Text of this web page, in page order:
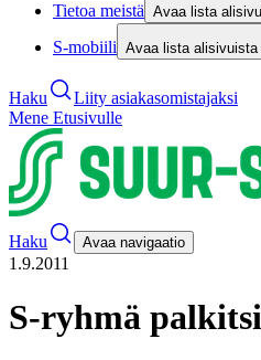
Tietoa meistä Avaa lista
S-mobiili Avaa lista
Haku
Liity asiakasomistajaksi
Mene Etusivulle
Haku Avaa navigaatio
1.9.2011
S-ryhmä